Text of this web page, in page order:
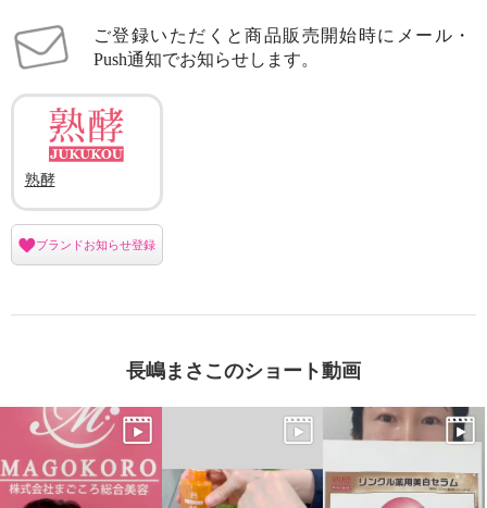
ご登録いただくと商品販売開始時にメール・
Push通知でお知らせします。
熟酵
ブランドお知らせ登録
長嶋まさこのショート動画